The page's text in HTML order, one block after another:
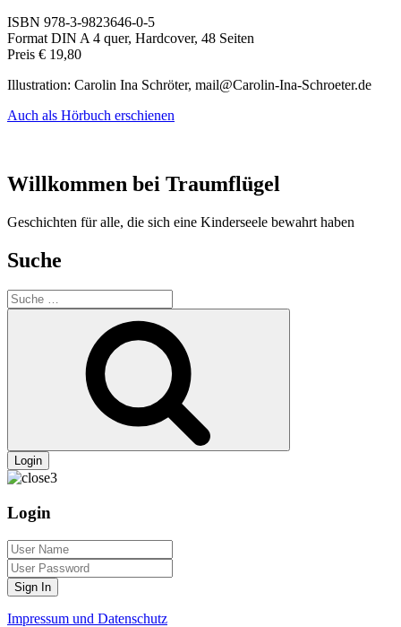
ISBN 978-3-9823646-0-5
Format DIN A 4 quer, Hardcover, 48 Seiten
Preis € 19,80
Illustration: Carolin Ina Schröter, mail@Carolin-Ina-Schroeter.de
Auch als Hörbuch erschienen
Willkommen bei Traumflügel
Geschichten für alle, die sich eine Kinderseele bewahrt haben
Suche
Suche
nach:
Login
Login
Sign In
Impressum und Datenschutz